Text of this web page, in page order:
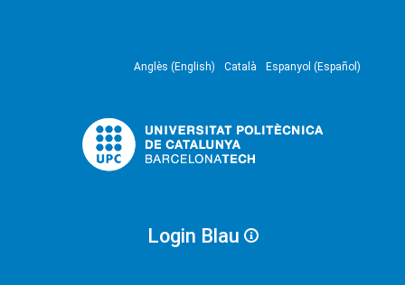
Anglès (English) Català Espanyol (Español)
Login Blau